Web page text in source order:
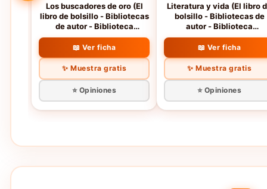
Los buscadores de oro (El
libro de bolsillo - Bibliotecas
de autor - Biblioteca
Monterroso)
📖 Ver ficha
✨ Muestra gratis
⭐ Opiniones
Literatura y vida (El libro
bolsillo - Bibliotecas de
autor - Biblioteca
Monterroso)
📖 Ver ficha
✨ Muestra gratis
⭐ Opiniones